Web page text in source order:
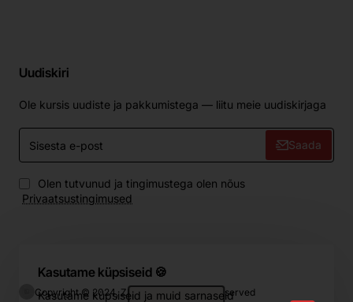
Kasutame küpsiseid 🍪
Kasutame küpsiseid ja muid sarnaseid
Uudiskiri
Ole kursis uudiste ja pakkumistega — liitu meie uudiskirjaga
Sisesta
e-
post
Saada
Olen tutvunud ja tingimustega olen nõus
Privaatsustingimused
Copyright © 2024, ZIP.Home, All Rights Reserved